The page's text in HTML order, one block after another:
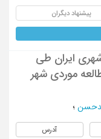
پیشنهاد دیگران
ایران طی
موردی شهر
؛
آدرس